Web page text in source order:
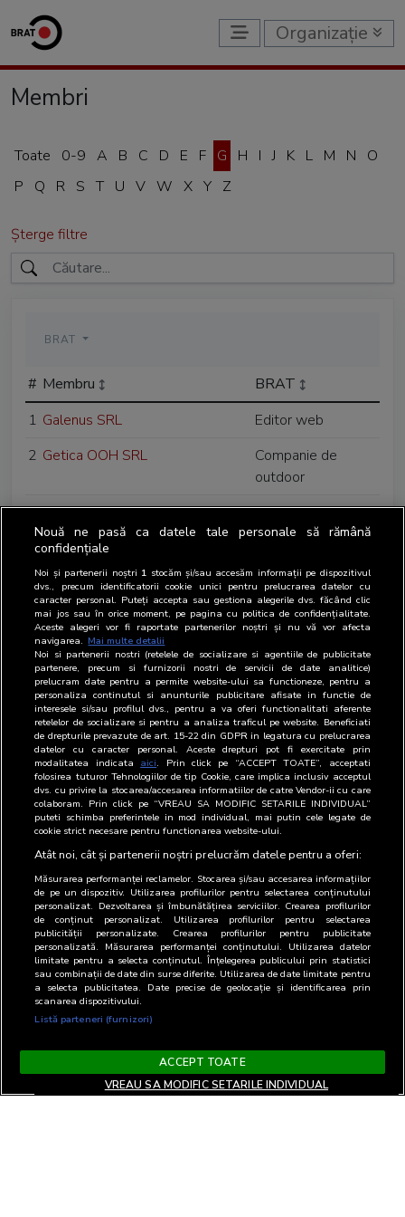
Organizație
Membri
Toate 0-9 A B C D E F G H I J K L M N
O
P
Q R S T U V W X Y Z
Șterge filtre
BRAT
# Membru
BRAT
1 Galenus SRL
Editor web
2 Getica OOH SRL
Companie de
outdoor
3 Global Records SRL
Regie de
publicitate
4 Graffiti Plus SA
Agentie media
5 Grama Proiect SRL
Editor
6 Grup Licitatii Publice SRL
publicitate
7 Grupul Media Camina SRL
Radio difuzor
8 Grupul Observatorul Prahovean
SRL
Editor web
Nouă ne pasă ca datele tale personale să rămână
confidențiale
Noi și partenerii noștri 1 stocăm și/sau accesăm informații pe dispozitivul
dvs., precum identificatorii cookie unici pentru prelucrarea datelor cu
caracter personal. Puteți accepta sau gestiona alegerile dvs. făcând clic
mai jos sau în orice moment, pe pagina cu politica de confidențialitate.
Aceste alegeri vor fi raportate partenerilor noștri și nu vă vor afecta
navigarea. Mai multe detalii
Noi si partenerii nostri (retelele de socializare si agentiile de publicitate
partenere, precum si furnizorii nostri de servicii de date analitice)
prelucram date pentru a permite website-ului sa functioneze, pentru a
personaliza continutul si anunturile publicitare afisate in functie de
interesele si/sau profilul dvs., pentru a va oferi functionalitati aferente
retelelor de socializare si pentru a analiza traficul pe website. Beneficiati
de drepturile prevazute de art. 15-22 din GDPR in legatura cu prelucrarea
datelor cu caracter personal. Aceste drepturi pot fi exercitate prin
modalitatea indicata aici. Prin click pe “ACCEPT TOATE”, acceptati
folosirea tuturor Tehnologiilor de tip Cookie, care implica inclusiv acceptul
dvs. cu privire la stocarea/accesarea informatiilor de catre Vendor-ii cu care
colaboram. Prin click pe “VREAU SA MODIFIC SETARILE INDIVIDUAL”
puteti schimba preferintele in mod individual, mai putin cele legate de
cookie strict necesare pentru functionarea website-ului.
Atât noi, cât și partenerii noștri prelucrăm datele pentru a oferi:
Măsurarea performanței reclamelor. Stocarea și/sau accesarea informațiilor
de pe un dispozitiv. Utilizarea profilurilor pentru selectarea conținutului
personalizat. Dezvoltarea și îmbunătățirea serviciilor. Crearea profilurilor
de conținut personalizat. Utilizarea profilurilor pentru selectarea
publicității personalizate. Crearea profilurilor pentru publicitate
personalizată. Măsurarea performanței conținutului. Utilizarea datelor
limitate pentru a selecta conținutul. Înțelegerea publicului prin statistici
sau combinații de date din surse diferite. Utilizarea de date limitate pentru
a selecta publicitatea. Date precise de geolocație și identificarea prin
scanarea dispozitivului.
Listă parteneri (furnizori)
ACCEPT TOATE
VREAU SA MODIFIC SETARILE INDIVIDUAL